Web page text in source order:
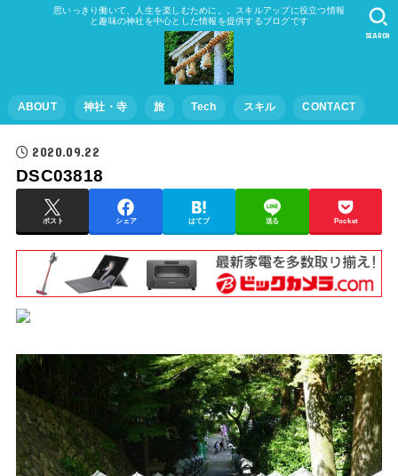
思いっきり働いて、人生を楽しむために。。スキルアップに役立つ情報
と趣味の神社を中心とした情報を提供するブログです
ABOUT 神社・寺 旅 Tech スキル CONTACT
SEARCH
2020.09.22
DSC03818
ポスト シェア はてブ 送る Pocket